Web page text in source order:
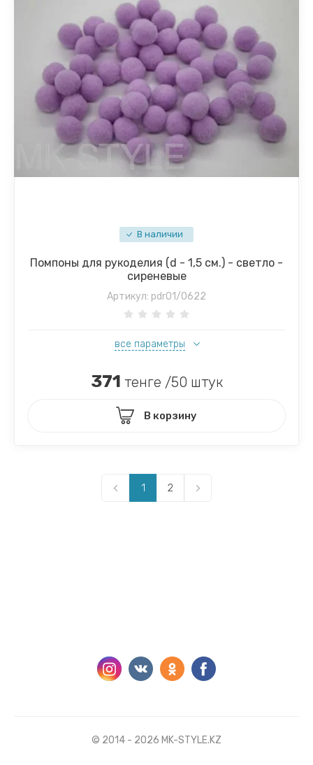
В наличии
Помпоны для рукоделия (d - 1,5 см.) - светло -
сиреневые
Артикул: pdr01/0622
все параметры
371 тенге /50 штук
В корзину
1 2
© 2014 - 2026 MK-STYLE.KZ